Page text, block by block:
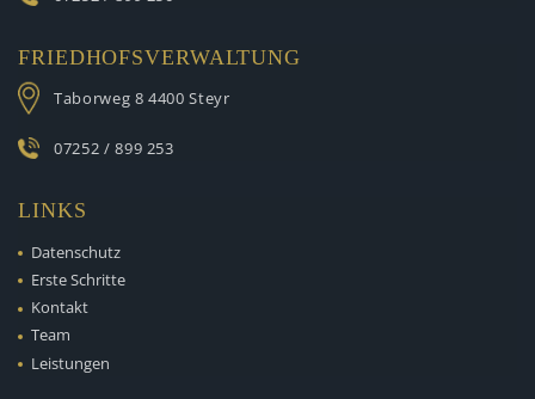
FRIEDHOFSVERWALTUNG
Taborweg 8 4400 Steyr
07252 / 899 253
LINKS
Datenschutz
Erste Schritte
Kontakt
Team
Leistungen